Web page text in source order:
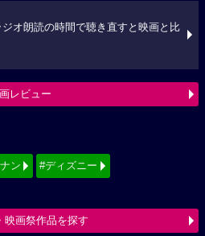
ジオ朗読の時間で聴き直すと映画と比
レビュー
ン #ディズニー
映画祭作品を探す